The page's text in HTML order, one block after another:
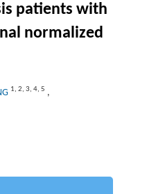
patients with
normalized
1, 2, 3, 4, 5 ,